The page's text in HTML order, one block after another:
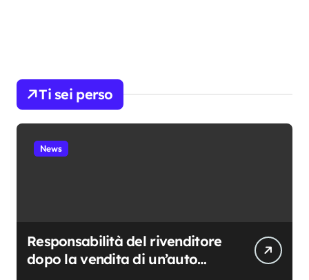
Ti sei perso
News
Responsabilità del rivenditore
dopo la vendita di un’auto